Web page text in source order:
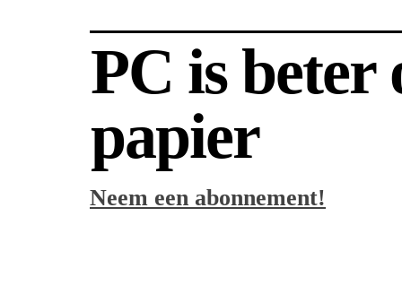
PC is beter
papier
Neem een abonnement!